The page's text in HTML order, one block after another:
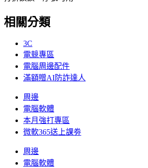
相關分類
3C
電競專區
電腦周邊配件
滿額贈AI防詐達人
周邊
電腦軟體
本月強打專區
微軟365送上課劵
周邊
電腦軟體